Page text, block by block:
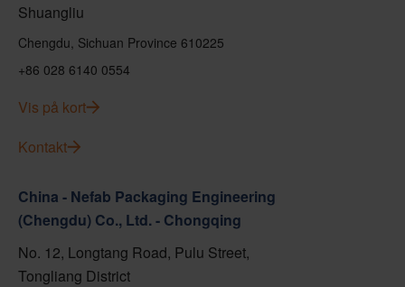
Shuangliu
Chengdu, Sichuan Province 610225
+86 028 6140 0554
Vis på kort
Kontakt
China - Nefab Packaging Engineering
(Chengdu) Co., Ltd. - Chongqing
No. 12, Longtang Road, Pulu Street,
Tongliang District